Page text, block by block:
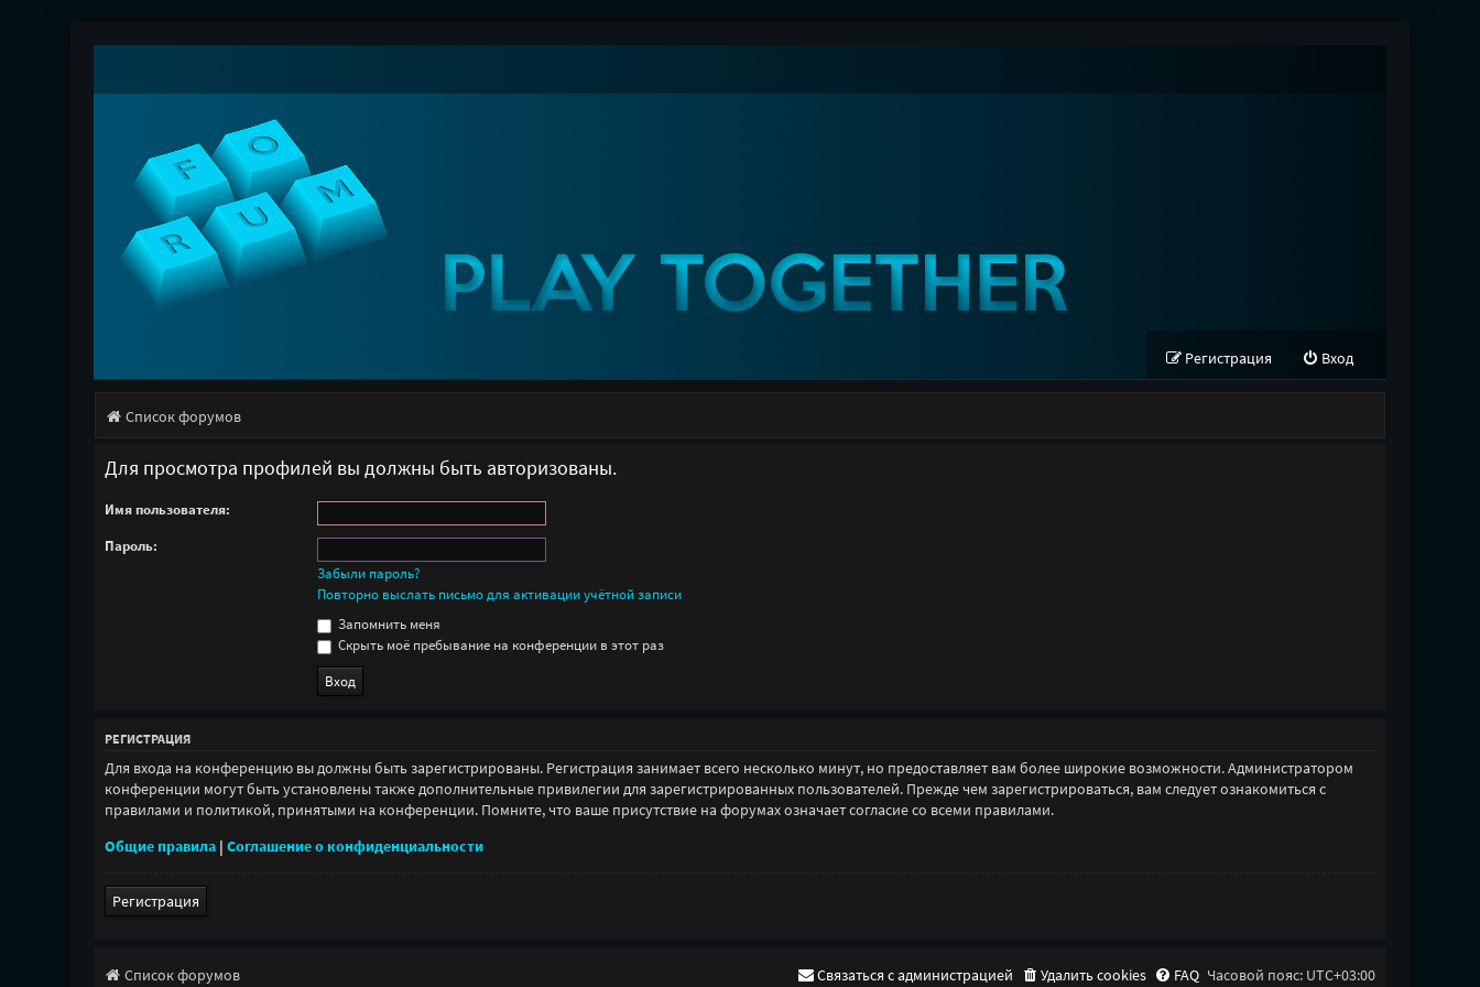
Вход
Регистрация
Список форумов
Для просмотра профилей вы должны быть авторизованы.
Имя пользователя:
Пароль:
Забыли пароль?
Повторно выслать письмо для активации учётной записи
Запомнить меня
Скрыть моё пребывание на конференции в этот раз
РЕГИСТРАЦИЯ
Для входа на конференцию вы должны быть зарегистрированы. Регистрация занимает всего несколько минут, но предоставляет вам более широкие возможности. Администратором
конференции могут быть установлены также дополнительные привилегии для зарегистрированных пользователей. Прежде чем зарегистрироваться, вам следует ознакомиться с
правилами и политикой, принятыми на конференции. Помните, что ваше присутствие на форумах означает согласие со всеми правилами.
Общие правила| Соглашение о конфиденциальности
Регистрация
Список форумов Часовой пояс: UTC+03:00
FAQ
Удалить cookies
Связаться с администрацией